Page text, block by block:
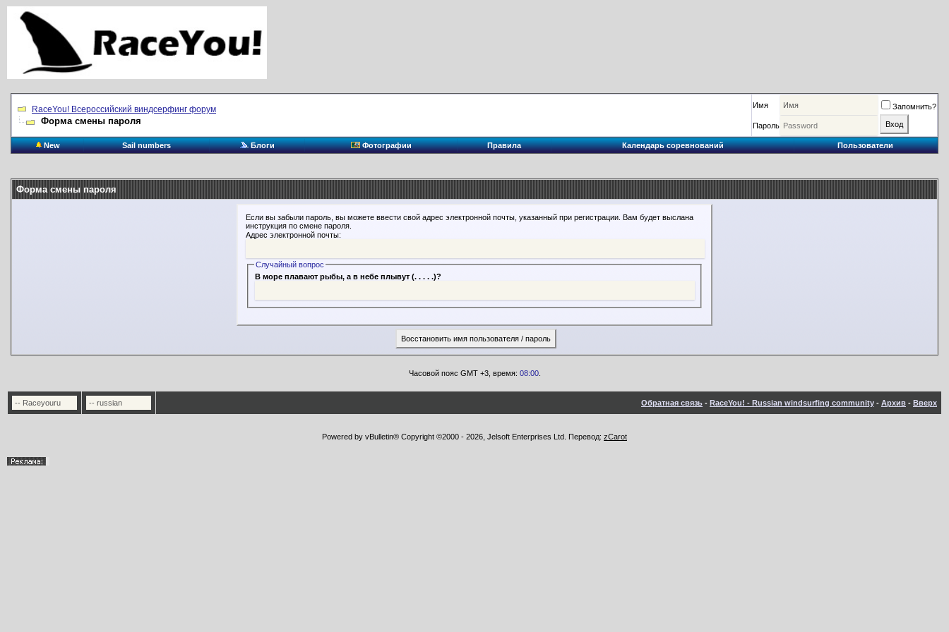
RaceYou! Всероссийский виндсерфинг форум
Форма смены пароля
Имя Запомнить?
Пароль
New Sail numbers Блоги Фотографии Правила Календарь соревнований Пользователи
Форма смены пароля
Если вы забыли пароль, вы можете ввести свой адрес электронной почты, указанный при регистрации. Вам будет выслана
инструкция по смене пароля.
Адрес электронной почты:
Случайный вопрос
В море плавают рыбы, а в небе плывут (. . . . .)?
Часовой пояс GMT +3, время: 08:00.
Обратная связь - RaceYou! - Russian windsurfing community - Архив - Вверх
Powered by vBulletin® Copyright ©2000 - 2026, Jelsoft Enterprises Ltd. Перевод: zCarot